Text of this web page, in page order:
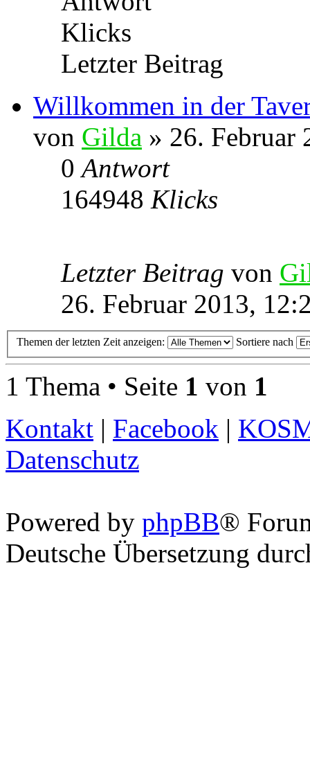
Klicks
Letzter Beitrag
Willkommen in der
von Gilda » 26. Februar
0Antwort
164948 Klicks
Letzter Beitrag von
26. Februar 2013,
Themen der letzten Zeit anzeigen: Sortiere nach
1 Thema • Seite 1 von 1
Kontakt | Facebook |
Datenschutz
Powered by phpBB®
Deutsche Übersetzung